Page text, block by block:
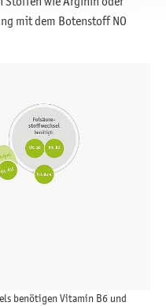
mit dem Botenstoff NO
benötigen Vitamin B6 und